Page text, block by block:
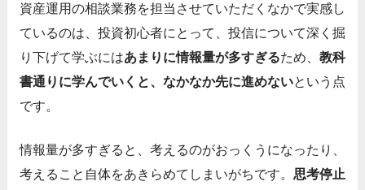
資産運用の相談業務を担当させていただくなかで実感し
ているのは、投資初心者にとって、投信について深く掘
り下げて学ぶにはあまりに情報量が多すぎるため、 教科
書通りに学んでいくと、なかなか先に進めないという点
です。
情報量が多すぎると、考えるのがおっくうになったり、
考えること自体をあきらめてしまいがちです。 思考停止